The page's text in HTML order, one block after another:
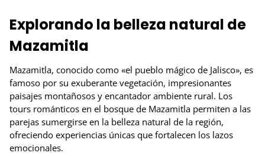
Explorando la belleza natural de
Mazamitla
Mazamitla, conocido como «el pueblo mágico de Jalisco», es
famoso por su exuberante vegetación, impresionantes
paisajes montañosos y encantador ambiente rural. Los
tours románticos en el bosque de Mazamitla permiten a las
parejas sumergirse en la belleza natural de la región,
ofreciendo experiencias únicas que fortalecen los lazos
emocionales.